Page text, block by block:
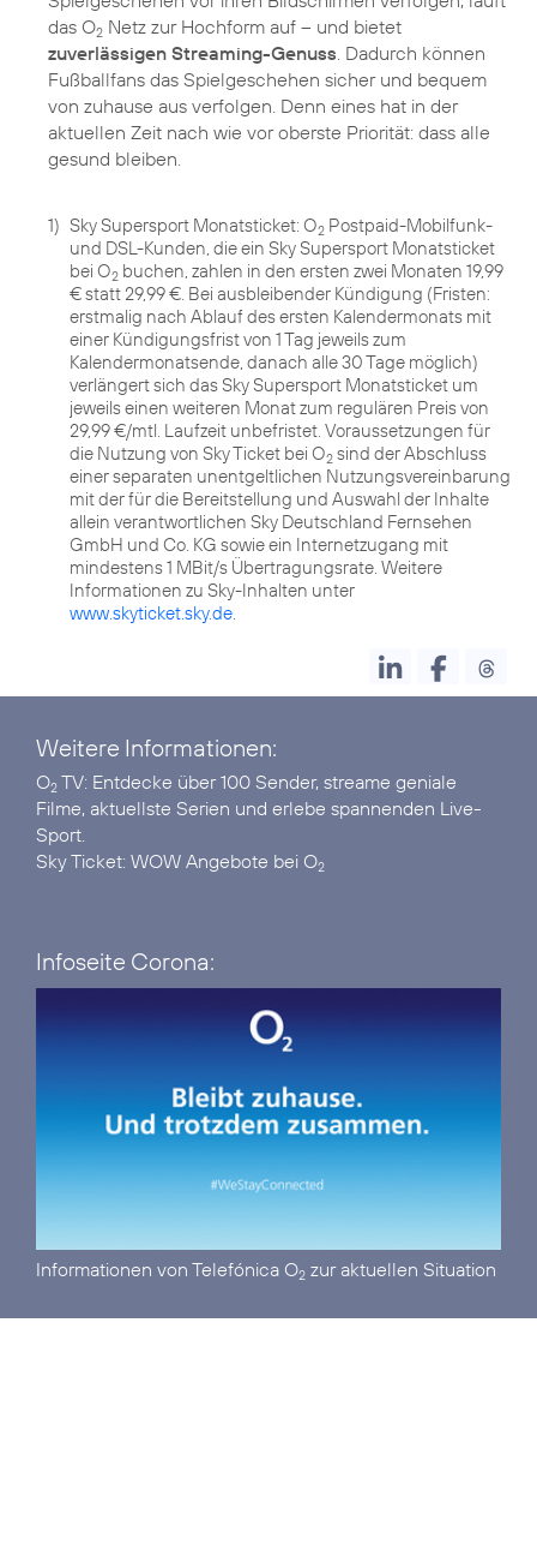
das O2 Netz zur Hochform auf – und bietet
zuverlässigen Streaming-Genuss . Dadurch können
Fußballfans das Spielgeschehen sicher und bequem
von zuhause aus verfolgen. Denn eines hat in der
aktuellen Zeit nach wie vor oberste Priorität: dass alle
gesund bleiben.
1) Sky Supersport Monatsticket: O2 Postpaid-Mobilfunk-
und DSL-Kunden, die ein Sky Supersport Monatsticket
bei O2 buchen, zahlen in den ersten zwei Monaten 19,99
€ statt 29,99 €. Bei ausbleibender Kündigung (Fristen:
erstmalig nach Ablauf des ersten Kalendermonats mit
einer Kündigungsfrist von 1 Tag jeweils zum
Kalendermonatsende, danach alle 30 Tage möglich)
verlängert sich das Sky Supersport Monatsticket um
jeweils einen weiteren Monat zum regulären Preis von
29,99 €/mtl. Laufzeit unbefristet. Voraussetzungen für
die Nutzung von Sky Ticket bei O2 sind der Abschluss
einer separaten unentgeltlichen Nutzungsvereinbarung
mit der für die Bereitstellung und Auswahl der Inhalte
allein verantwortlichen Sky Deutschland Fernsehen
GmbH und Co. KG sowie ein Internetzugang mit
mindestens 1 MBit/s Übertragungsrate. Weitere
Informationen zu Sky-Inhalten unter
www.skyticket.sky.de
Weitere Informationen:
O2 TV: Entdecke über 100 Sender, streame geniale
Filme, aktuellste Serien und erlebe spannenden Live-
Sport.
Sky Ticket: WOW Angebote bei O2
Infoseite Corona:
Informationen von Telefónica O2 zur aktuellen Situation